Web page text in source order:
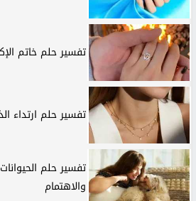
تفسير حلم خاتم
تفسير حلم ارتداء
تفسير حلم
والاهتمام